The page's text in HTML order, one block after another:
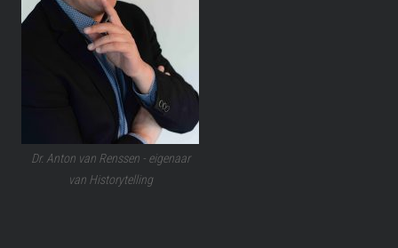
Dr. Anton van Renssen - eigenaar
van Historytelling